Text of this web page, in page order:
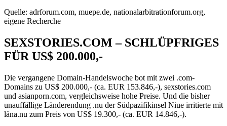
Quelle: adrforum.com, muepe.de, nationalarbitrationforum.org,
eigene Recherche
SEXSTORIES.COM – SCHLÜPFRIGES
FÜR US$ 200.000,-
Die vergangene Domain-Handelswoche bot mit zwei .com-
Domains zu US$ 200.000,- (ca. EUR 153.846,-), sexstories.com
und asianporn.com, vergleichsweise hohe Preise. Und die bisher
unauffällige Länderendung .nu der Südpazifikinsel Niue irritierte mit
låna.nu zum Preis von US$ 19.300,- (ca. EUR 14.846,-).